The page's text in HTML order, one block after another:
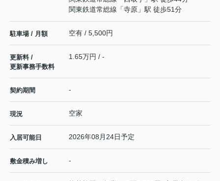
関東鉄道常総線 「寺原 」駅 徒歩51分
駐車場 / 月額 空有 / 5,500円
更新料 /
更新事務手数料
1.65万円 / -
契約期間 -
現況 空家
入居可能日 2026年08月24日予定
敷金積み増し -